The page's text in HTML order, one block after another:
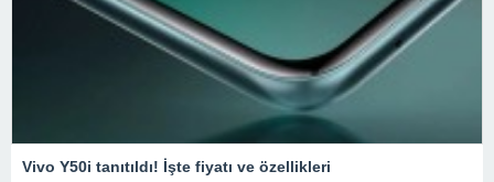
Vivo Y50i tanıtıldı! İşte fiyatı ve özellikleri